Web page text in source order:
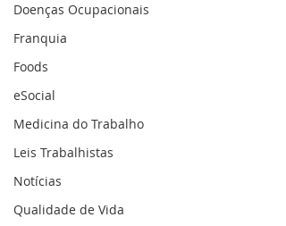
Doenças Ocupacionais
Franquia
Foods
eSocial
Medicina do Trabalho
Leis Trabalhistas
Notícias
Qualidade de Vida